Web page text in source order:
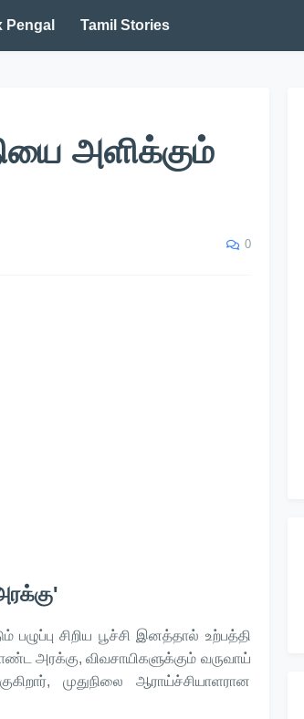
Pengal Tamil Stories
அளிக்கும்
0
சிறிய பூச்சி இனத்தால் உற்பத்தி
அரக்கு, விவசாயிகளுக்கும் வருவாய்
முதுநிலை ஆராய்ச்சியாளரான